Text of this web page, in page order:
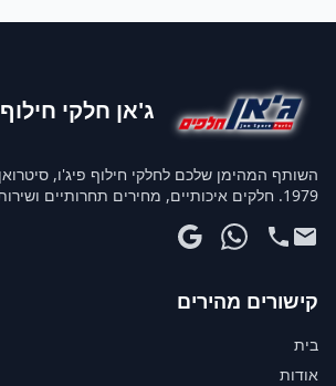
ג'אן חלקי חילוף
1979. חלקים איכותיים, מחירים תחרותיים ושירות יוצא דופן.
קישורים מהירים
בית
אודות